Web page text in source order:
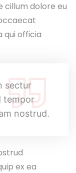
cillum dolore eu
qui officia
sectur
tempor
nostrud.
ex ea